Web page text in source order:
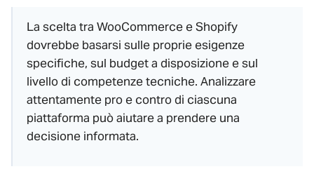
La scelta tra WooCommerce e Shopify
dovrebbe basarsi sulle proprie esigenze
specifiche, sul budget a disposizione e sul
livello di competenze tecniche. Analizzare
attentamente pro e contro di ciascuna
piattaforma può aiutare a prendere una
decisione informata.